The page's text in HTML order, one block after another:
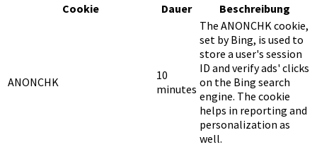
Cookie
Dauer Beschreibung
ANONCHK
10
minutes
The ANONCHK cookie,
set by Bing, is used to
store a user's session
ID and verify ads' clicks
on the Bing search
engine. The cookie
helps in reporting and
personalization as
well.